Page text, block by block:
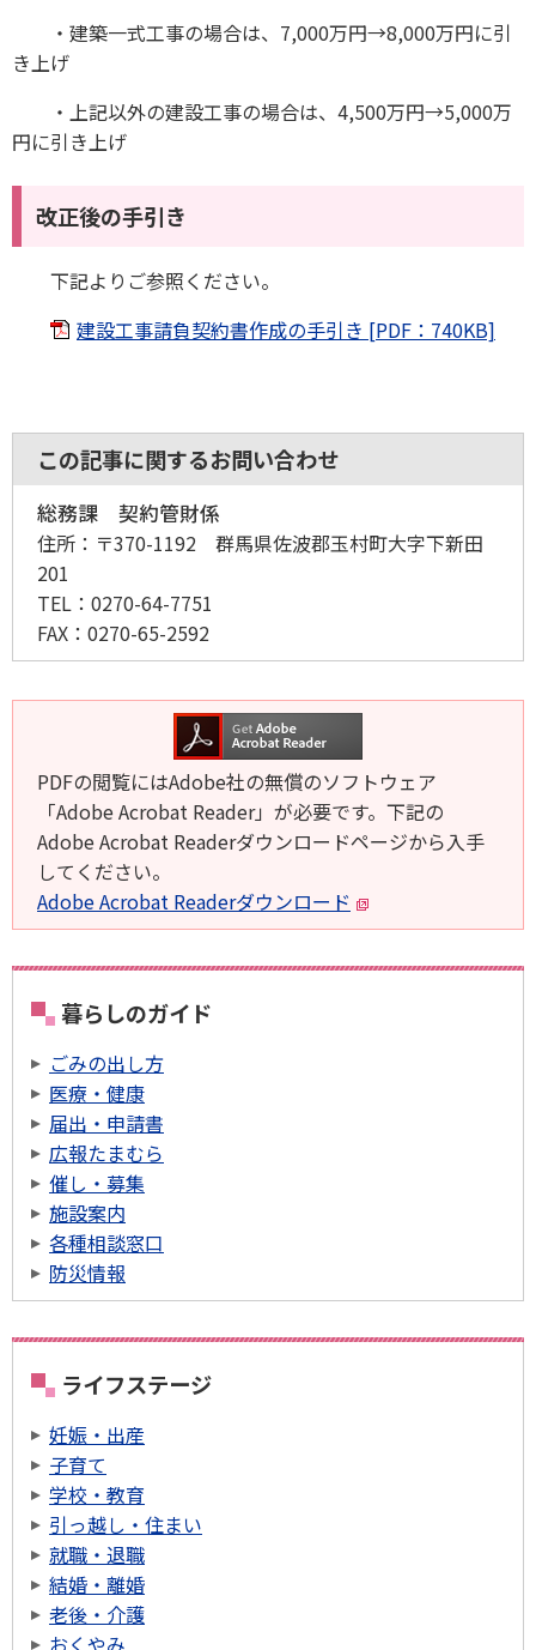
・建築一式工事の場合は、7,000万円→8,000万円に引
き上げ
・上記以外の建設工事の場合は、4,500万円→5,000万
円に引き上げ
改正後の手引き
下記よりご参照ください。
建設工事請負契約書作成の手引き [PDF：740KB]
この記事に関するお問い合わせ
総務課 契約管財係
住所： 〒370-1192 群馬県佐波郡玉村町大字下新田
201
TEL： 0270-64-7751
FAX： 0270-65-2592
PDFの閲覧にはAdobe社の無償のソフトウェア
「Adobe Acrobat Reader」が必要です。下記の
Adobe Acrobat Readerダウンロードページから入手
してください。
Adobe Acrobat Readerダウンロード
暮らしのガイド
ごみの出し方
医療・健康
届出・申請書
広報たまむら
催し・募集
施設案内
各種相談窓口
防災情報
ライフステージ
妊娠・出産
子育て
学校・教育
引っ越し・住まい
就職・退職
結婚・離婚
老後・介護